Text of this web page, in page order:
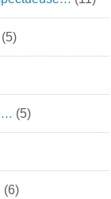
(5)
(5)
(6)